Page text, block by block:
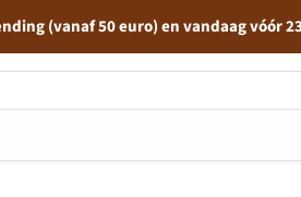
(vanaf 50 euro) en vandaag vóór